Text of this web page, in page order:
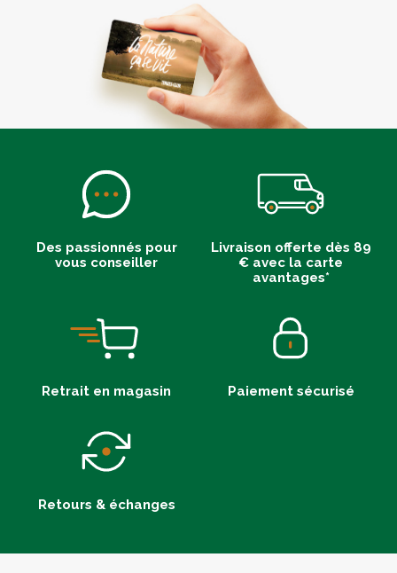
Des passionnés pour
vous conseiller
Livraison offerte dès 89
€ avec la carte
avantages*
Retrait en magasin Paiement sécurisé
Retours & échanges